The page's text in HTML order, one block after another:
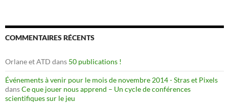
COMMENTAIRES RÉCENTS
Orlane et ATD dans 50 publications !
Événements à venir pour le mois de novembre 2014 - Stras et Pixels
dansCe que jouer nous apprend – Un cycle de conférences
scientifiques sur le jeu